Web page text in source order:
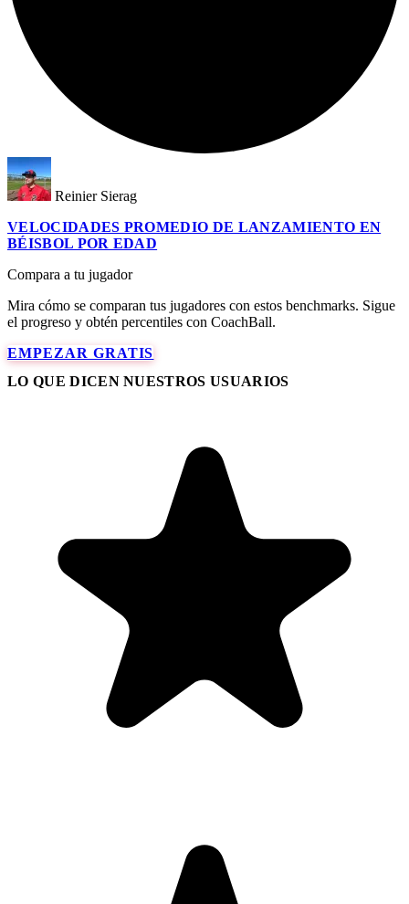
Reinier Sierag
VELOCIDADES PROMEDIO DE LANZAMIENTO EN
BÉISBOL POR EDAD
Compara a tu jugador
Mira cómo se comparan tus jugadores con estos benchmarks. Sigue
el progreso y obtén percentiles con CoachBall.
EMPEZAR GRATIS
LO QUE DICEN NUESTROS USUARIOS